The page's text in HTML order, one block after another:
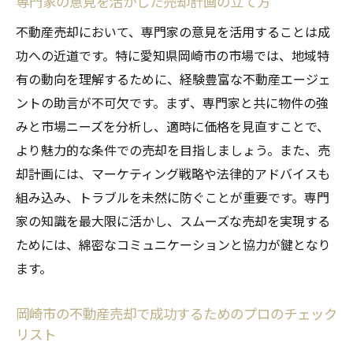
不動産売却において、専門家の意見を活用することは成
功への近道です。特に愛知県岡崎市の市場では、地域特
有の動向を理解するために、経験豊富な不動産エージェ
ントの助言が不可欠です。まず、専門家と共に物件の強
みと市場ニーズを分析し、適時に価格を見直すことで、
より魅力的な条件での売却を目指しましょう。また、売
却計画には、マーケティング戦略や法律的アドバイスも
組み込み、トラブルを未然に防ぐことが重要です。専門
家の知識を最大限に活かし、スムーズな売却を実現する
ためには、綿密なコミュニケーションと協力が鍵となり
ます。
岡崎市の不動産売却で成功するためのプロのチェック
リスト